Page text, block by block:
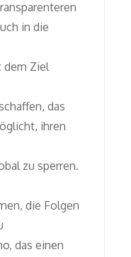
in die
dem Ziel
das
ihren
zu sperren.
die Folgen
das einen